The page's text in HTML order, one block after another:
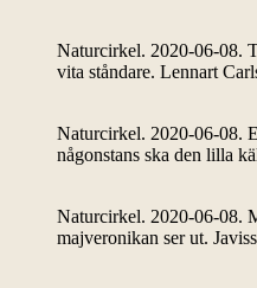
Naturcirkel. 2020-06-08.
vita ståndare. Lennart
Naturcirkel. 2020-06-08.
någonstans ska den lilla
Naturcirkel. 2020-06-08.
majveronikan ser ut.